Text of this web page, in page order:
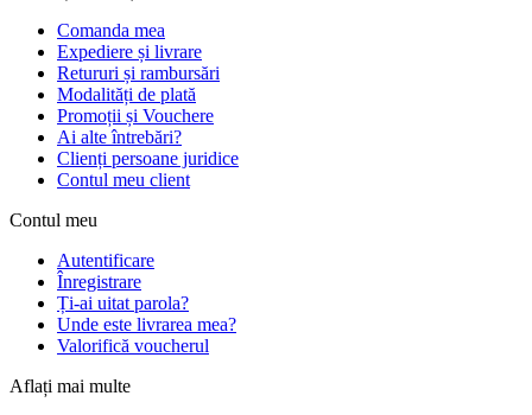
Comanda mea
Expediere și livrare
Retururi și rambursări
Modalități de plată
Promoții și Vouchere
Ai alte întrebări?
Clienți persoane juridice
Contul meu client
Contul meu
Autentificare
Înregistrare
Ți-ai uitat parola?
Unde este livrarea mea?
Valorifică voucherul
Aflați mai multe